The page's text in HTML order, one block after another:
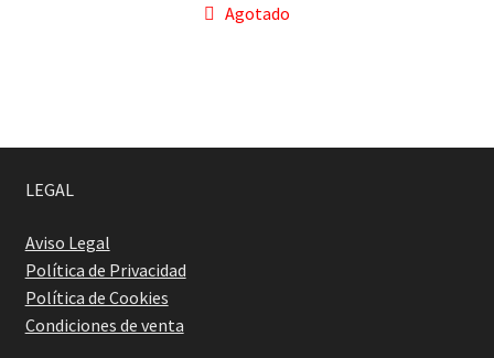
Agotado
LEGAL
Aviso Legal
Política de Privacidad
Política de Cookies
Condiciones de venta